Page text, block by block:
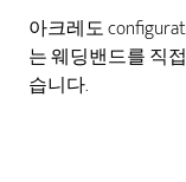
아크레도
는 웨딩밴드를 직
습니다.